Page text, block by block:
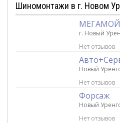
Шиномонтажи в г. Новом
г. Новый
Нет отзывов
Новый
Нет отзывов
Форсаж
Новый
Нет отзывов